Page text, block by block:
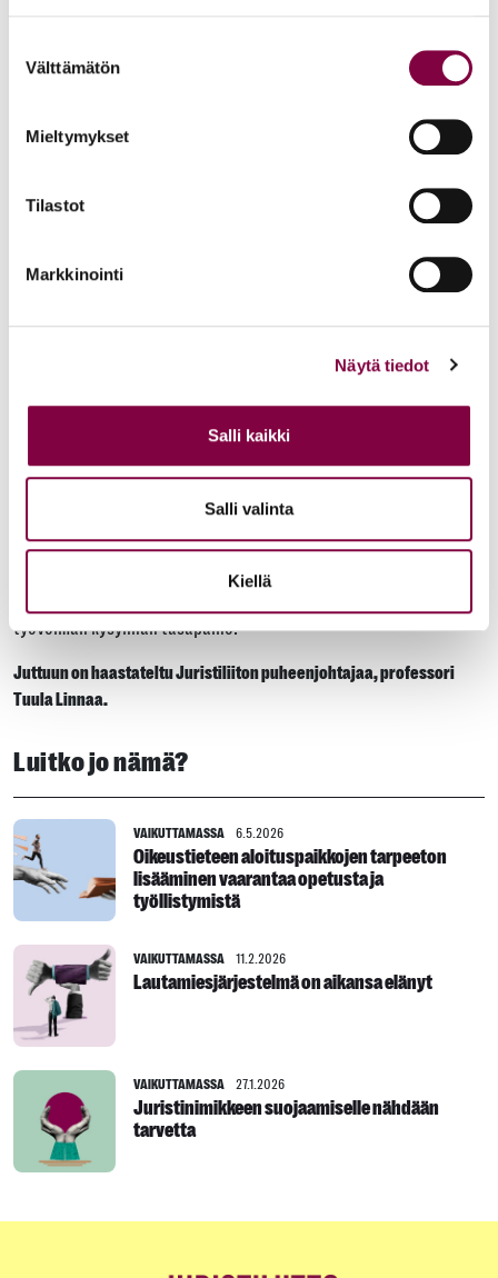
valinta
Välttämätön
Mieltymykset
Tilastot
Markkinointi
Näytä tiedot
Salli kaikki
Salli valinta
Kiellä
pystytään vastaamaan juristien
yliopistoilla on suuret säästöpaineet. Opetus- ja
Juristikoulutus on yliopistoille edullisesti järjestettävä koulutus,
sillä opetusta voidaan järjestää massaluentoina, eikä esimerkiksi
kalliita laboratoriovälineitä tarvita. Juristiliitto edellyttää, että
suhteessa koulutuksen laadun turvaamiseksi.
Kysyntä ja tarjonta tasapainoon
työvoiman kysynnän tasapaino.
Juttuun on haastateltu Juristiliiton puheenjohtajaa, professori
Tuula Linnaa.
Luitko jo nämä?
VAIKUTTAMASSA 6.5.2026
Oikeustieteen aloituspaikkojen tarpeeton
lisääminen vaarantaa opetusta ja
työllistymistä
VAIKUTTAMASSA 11.2.2026
Lautamiesjärjestelmä on aikansa elänyt
VAIKUTTAMASSA 27.1.2026
Juristinimikkeen suojaamiselle nähdään
tarvetta